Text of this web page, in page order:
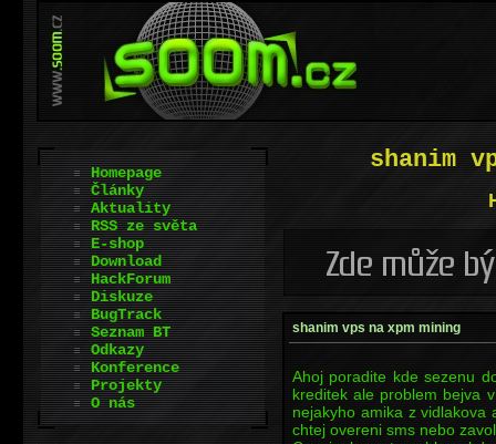
shanim
shanim vps na xpm mining
Ahoj poradite kde sezenu
kreditek ale problem bejva
nejakyho amika z
chtej overeni sms nebo
Homepage
Články
Aktuality
RSS ze světa
E-shop
Download
HackForum
Diskuze
BugTrack
Seznam BT
Odkazy
Konference
Projekty
O nás